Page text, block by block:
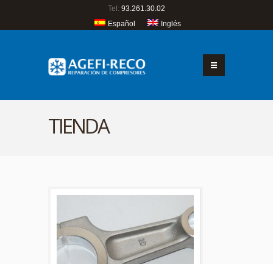
Tel: 93.261.30.02
Español
Inglés
TIENDA